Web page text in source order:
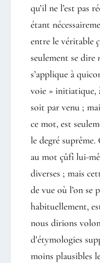
qu’il ne l’est pas
étant
entre le véritable
seulement se dire
s’applique à
voie » initiatique,
soit par venu ;
ce mot, est
le degré
au mot çûfî lui-
diverses ; mais
de vue où l’on se
habituellement,
nous dirions
d’étymologies
moins plausibles